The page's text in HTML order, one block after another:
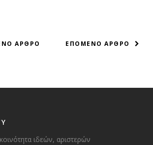
ΕΠΟΜΕΝΟ ΑΡΘΡΟ
ΑΡΘΡΟ
ιδεών, αριστερών